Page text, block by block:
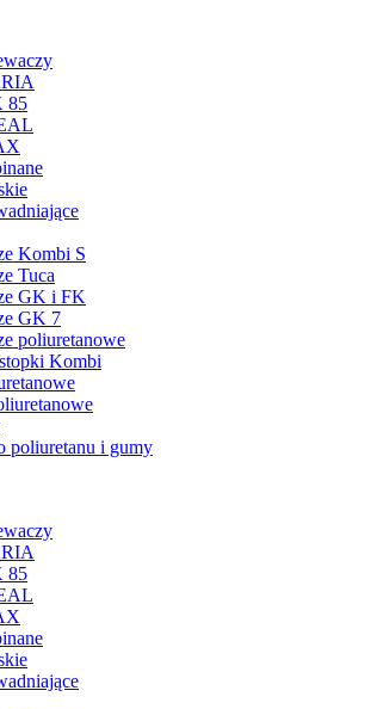
85
Kombi S
Tuca
GK i FK
GK 7
poliuretanowe
Kombi
poliuretanu i gumy
85